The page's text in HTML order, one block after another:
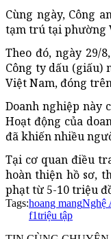
Cùng ngày, Công
tạm trú tại phường
Theo đó, ngày 29/
Công ty dấu (giấu)
Việt Nam, đóng
Doanh nghiệp này
Hoạt động của
đã khiến nhiều
Tại cơ quan điều
hoàn thiện hồ sơ,
phạt từ 5-10 triệu
Tags:hoang mangNghệ
f1triệu tập